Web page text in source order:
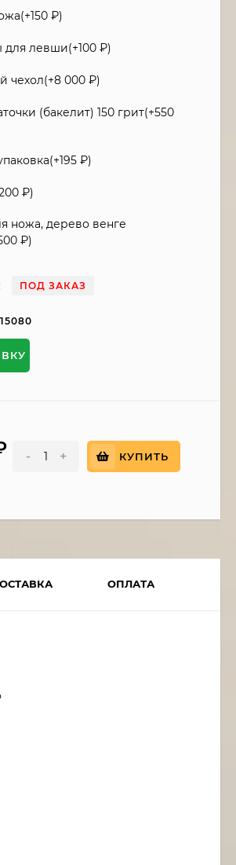
150₽)
левши(+100₽)
чехол(+8 000₽)
(бакелит) 150 грит(+550
195₽)
₽)
ножа, дерево венге
₽)
ПОД ЗАКАЗ
- + КУПИТЬ
ОПЛАТА